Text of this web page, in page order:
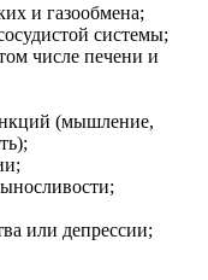
и газообмена;
системы;
числе печени и
(мышление,
или депрессии;